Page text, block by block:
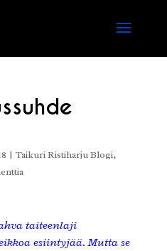
| Taikuri Ristiharju Blogi,
taiteenlaji
esiintyjää. Mutta se